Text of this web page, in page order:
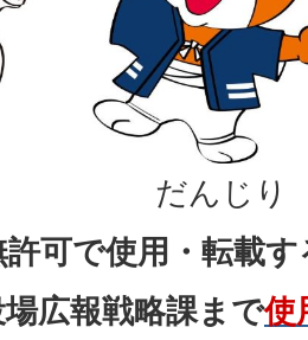
だんじり
可で使用・転載
広報戦略課まで使